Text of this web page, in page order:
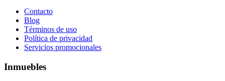
Contacto
Blog
Términos de uso
Política de privacidad
Servicios promocionales
Inmuebles